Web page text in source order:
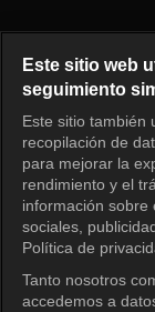
Este sitio web
seguimiento
Este sitio también
recopilación de
para mejorar la
rendimiento y el
información sobre
sociales,
Política de
Tanto nosotros
accedemos a